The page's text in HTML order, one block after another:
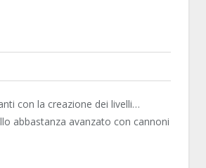
con la creazione dei livelli…
abbastanza avanzato con cannoni